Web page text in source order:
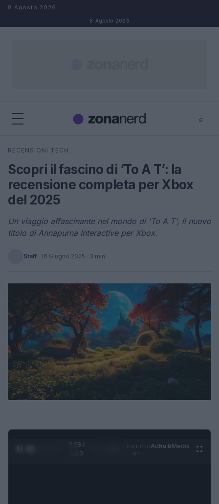
Salta al contenuto
8 Agosto 2026
8 Agosto 2026
⌕
Cerca
RECENSIONI TECH
Scopri il fascino di ‘To A T’: la
recensione completa per Xbox
del 2025
Un viaggio affascinante nel mondo di 'To A T', il nuovo
titolo di Annapurna Interactive per Xbox.
Staff · 16 Giugno 2025 · 3 min
0:29 /
1:20
AdhubMedia